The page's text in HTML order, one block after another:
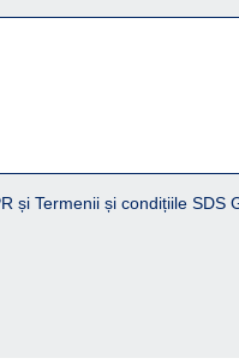
și Termenii și condițiile SDS